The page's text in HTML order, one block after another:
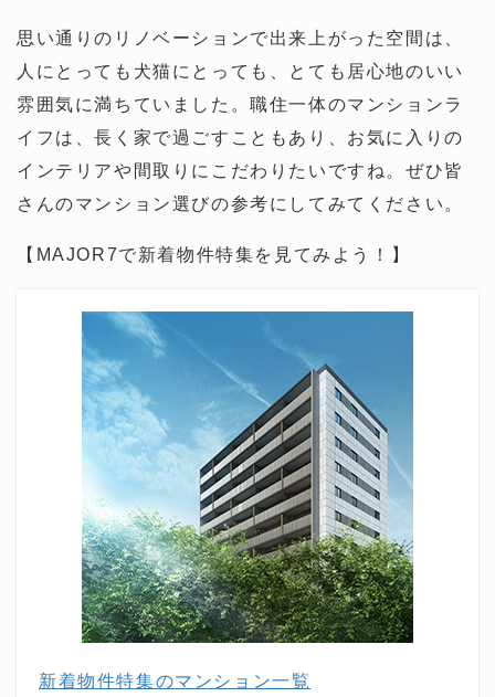
思い通りのリノベーションで出来上がった空間は、
人にとっても犬猫にとっても、とても居心地のいい
雰囲気に満ちていました。職住一体のマンションラ
イフは、長く家で過ごすこともあり、お気に入りの
インテリアや間取りにこだわりたいですね。ぜひ皆
さんのマンション選びの参考にしてみてください。
【MAJOR7で新着物件特集を見てみよう！】
新着物件特集のマンション一覧